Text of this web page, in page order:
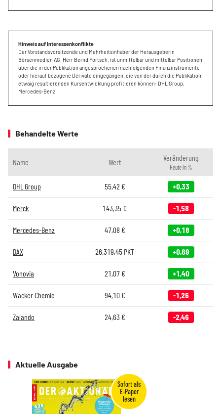
Hinweis auf Interessenkonflikte
Der Vorstandsvorsitzende und Mehrheitsinhaber der Herausgeberin
Börsenmedien AG, Herr Bernd Förtsch, ist unmittelbar und mittelbar Positionen
über die in der Publikation angesprochenen nachfolgenden Finanzinstrumente
oder hierauf bezogene Derivate eingegangen, die von der durch die Publikation
etwaig resultierenden Kursentwicklung profitieren können: DHL Group,
Mercedes-Benz.
Behandelte Werte
Name Wert Veränderung
Heute in %
DHL Group 55,42 € +0,33
Merck 143,35 € -1,58
Mercedes-Benz 47,08 € +0,18
DAX 26.319,45 PKT +0,69
Vonovia 21,07€ +1,40
Wacker Chemie 94,10€ -1,26
Zalando 24,63 € -2,46
Aktuelle Ausgabe